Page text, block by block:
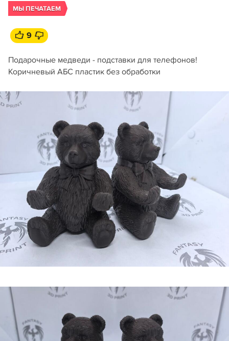
МЫ ПЕЧАТАЕМ
9
Подарочные медведи - подставки для телефонов!
Коричневый АБС пластик без обработки